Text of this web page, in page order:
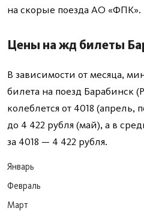
на скорые поезда АО «ФПК».
Цены на жд билеты
В зависимости от месяца,
билета на поезд Барабинск
колеблется от 4018 (апрель,
до 4 422 рубля (май), а в
за 4018 — 4 422 рубля.
Январь
Февраль
Март